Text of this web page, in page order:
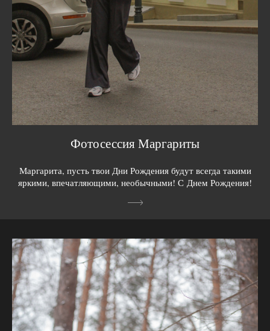
Фотосессия Маргариты
Маргарита, пусть твои Дни Рождения будут всегда такими
яркими, впечатляющими, необычными! С Днем Рождения!